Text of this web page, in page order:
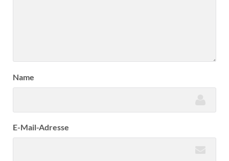
Name
E-Mail-Adresse